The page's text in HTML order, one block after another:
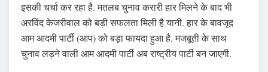
इसकी चर्चा कर रहा है. मतलब चुनाव करारी हार मिलने के बाद भी
अरविंद केजरीवाल को बड़ी सफलता मिली है यानी. हार के बावजूद
आम आदमी पार्टी (आप) को बड़ा फायदा हुआ है. मजबूती के साथ
चुनाव लड़ने वाली आम आदमी पार्टी अब राष्ट्रीय पार्टी बन जाएगी.